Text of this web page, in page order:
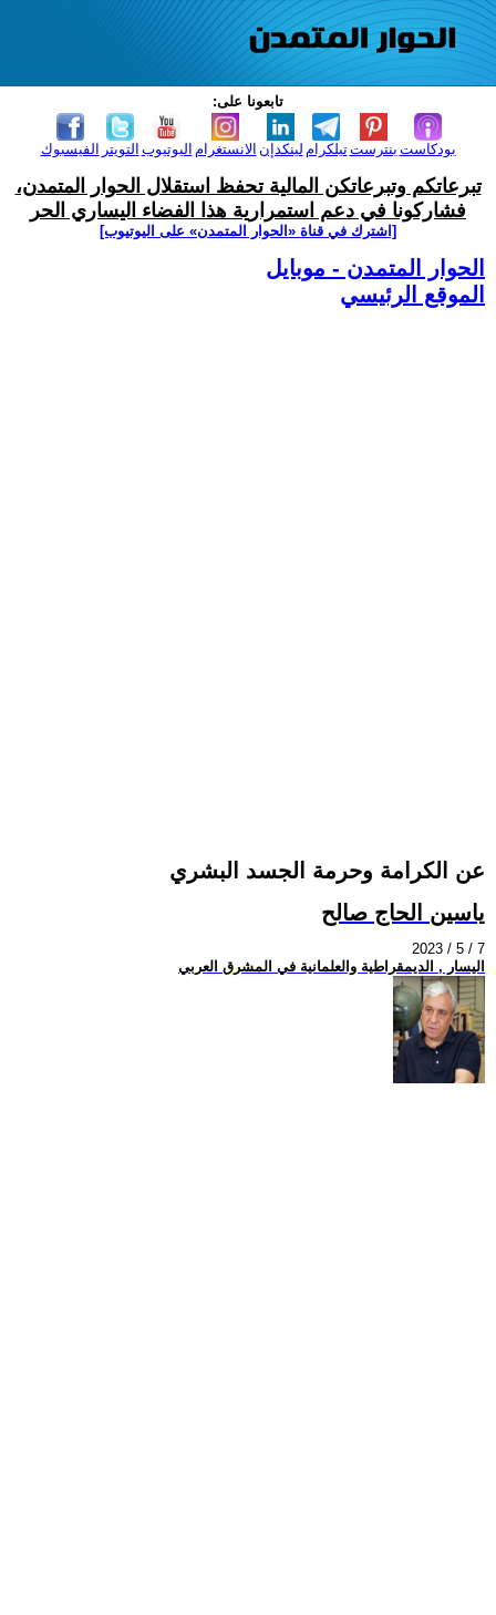
تابعونا على:
الفيسبوك التويتر اليوتيوب الانستغرام لينكدإن تيلكرامبنترست بودكاست
تبرعاتكم وتبرعاتكن المالية تحفظ استقلال الحوار المتمدن،
فشاركونا في دعم استمرارية هذا الفضاء اليساري الحر
[اشترك في قناة ‫«الحوار المتمدن» على اليوتيوب]
الحوار المتمدن - موبايل
الموقع الرئيسي
عن الكرامة وحرمة الجسد البشري
ياسين الحاج صالح
2023 / 5 / 7
اليسار , الديمقراطية والعلمانية في المشرق العربي